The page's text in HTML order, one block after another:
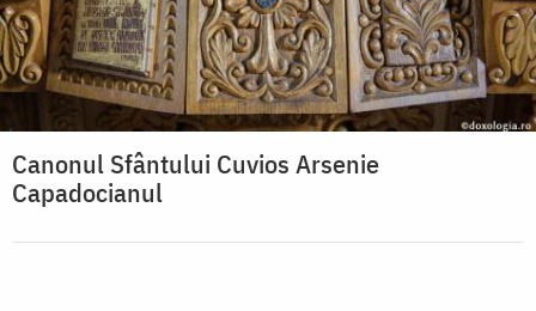
Canonul Sfântului Cuvios Arsenie
Capadocianul